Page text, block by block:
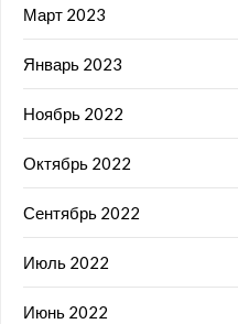
Март 2023
Январь 2023
Ноябрь 2022
Октябрь 2022
Сентябрь 2022
Июль 2022
Июнь 2022